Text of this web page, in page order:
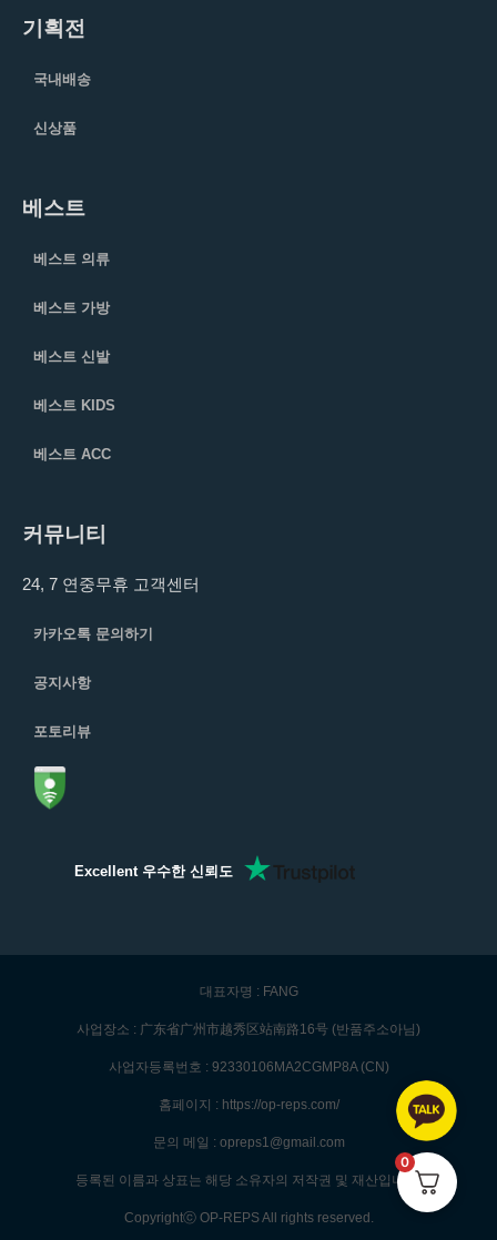
기획전
국내배송
신상품
베스트
베스트 의류
베스트 가방
베스트 신발
베스트 KIDS
베스트 ACC
커뮤니티
24, 7 연중무휴 고객센터
카카오톡 문의하기
공지사항
포토리뷰
Excellent 우수한 신뢰도
대표자명 : FANG
사업장소 : 广东省广州市越秀区站南路16号 (반품주소아님)
사업자등록번호 : 92330106MA2CGMP8A (CN)
홈페이지 : https://op-reps.com/
문의 메일 : opreps1@gmail.com
등록된 이름과 상표는 해당 소유자의 저작권 및 재산입니다.
Copyrightⓒ OP-REPS All rights reserved.
0